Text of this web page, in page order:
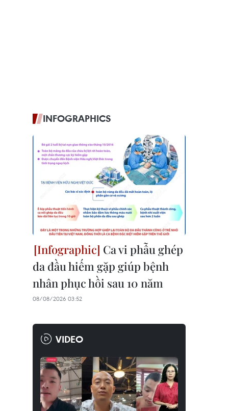
INFOGRAPHICS
Ca vi phẫu ghép
da đầu hiếm gặp giúp bệnh
nhân phục hồi sau 10 năm
08/08/2026 03:52
VIDEO